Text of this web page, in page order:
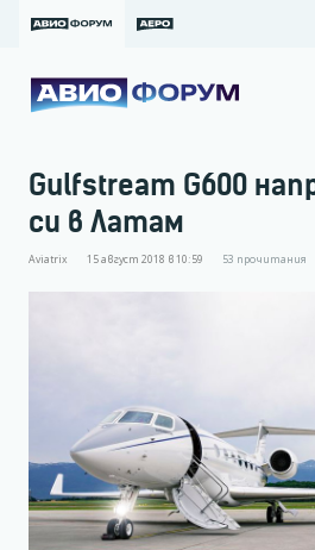
Gulfstream G600
си в Латам
Aviatrix 15 август 2018 в 10:59 53 прочитания